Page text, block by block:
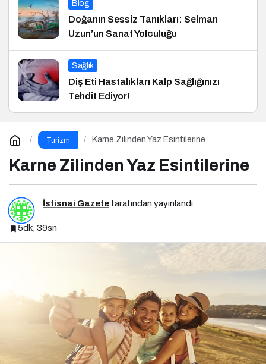
Blog
Doğanın Sessiz Tanıkları: Selman
Uzun’un Sanat Yolculuğu
Sağlık
Diş Eti Hastalıkları Kalp Sağlığınızı
Tehdit Ediyor!
Turizm Karne Zilinden Yaz Esintilerine
Karne Zilinden Yaz Esintilerine
İstisnai Gazete tarafından yayınlandı
5dk, 39sn